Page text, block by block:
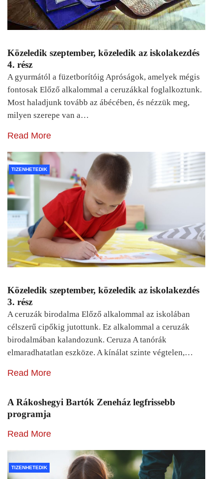
Közeledik szeptember, közeledik az iskolakezdés
4. rész
A gyurmától a füzetborítóig Apróságok, amelyek mégis
fontosak Előző alkalommal a ceruzákkal foglalkoztunk.
Most haladjunk tovább az ábécében, és nézzük meg,
milyen szerepe van a…
Read More
TIZENHETEDIK
Közeledik szeptember, közeledik az iskolakezdés
3. rész
A ceruzák birodalma Előző alkalommal az iskolában
célszerű cipőkig jutottunk. Ez alkalommal a ceruzák
birodalmában kalandozunk. Ceruza A tanórák
elmaradhatatlan eszköze. A kínálat szinte végtelen,…
Read More
A Rákoshegyi Bartók Zeneház legfrissebb
programja
Read More
TIZENHETEDIK